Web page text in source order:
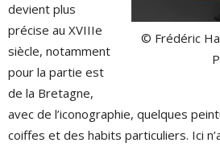
© Frédéric
devient plus
précise au XVIIIe
siècle, notamment
pour la partie est
de la Bretagne,
avec de l’iconographie, quelques
coiffes et des habits particuliers. Ici